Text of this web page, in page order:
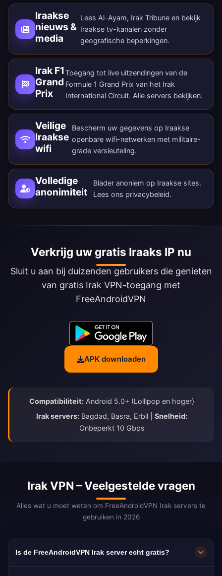
Iraakse
nieuws &
media
Lees Al-Ayam, Irak Tribune en bekijk
Iraakse tv-kanalen zonder
geografische beperkingen.
Irak F1
Grand
Prix
Toegang tot live uitzendingen van de
Formule 1 Grand Prix van het Irak
International Circuit. Alle servers bekijken.
Veilige
Iraakse
wifi
Bescherm uw gegevens op Iraakse
openbare wifi-netwerken met militaire-
grade versleuteling.
Volledige
anonimiteit
Blader anoniem op Iraakse sites.
Lees ons privacybeleid.
Verkrijg uw gratis Iraaks IP nu
Sluit u aan bij duizenden gebruikers die genieten
van gratis Irak VPN-toegang met
FreeAndroidVPN
APK downloaden
Compatibiliteit: Android 5.0+ (Lollipop en hoger)
Irak servers: Bagdad, Basra, Erbil | Snelheid:
Onbeperkt 10 Gbps
Irak VPN – Veelgestelde vragen
Alles wat u moet weten om FreeAndroidVPN Irak servers te
gebruiken in 2026
Is de FreeAndroidVPN Irak server echt gratis?